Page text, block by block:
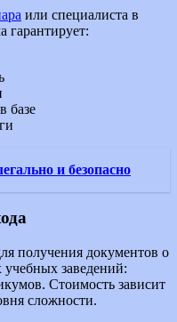
или специалиста в
гарантирует:
базе
и безопасно
получения документов о
заведений:
Стоимость зависит
сложности.